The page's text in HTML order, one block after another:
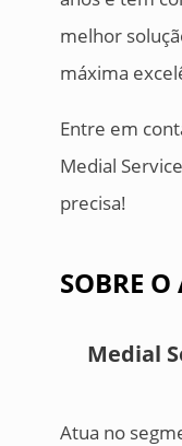
melhor
máxima
Entre em
Medial
precisa!
SOBRE
Medial
Atua no